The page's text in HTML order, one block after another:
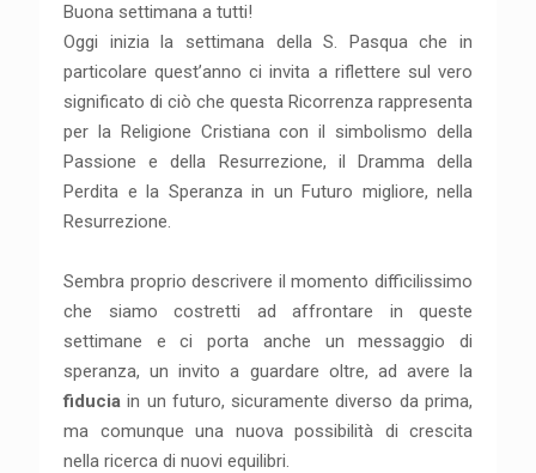
Buona settimana a tutti!
Oggi inizia la settimana della S. Pasqua che in
particolare quest’anno ci invita a riflettere sul vero
significato di ciò che questa Ricorrenza rappresenta
per la Religione Cristiana con il simbolismo della
Passione e della Resurrezione, il Dramma della
Perdita e la Speranza in un Futuro migliore, nella
Resurrezione.
Sembra proprio descrivere il momento difficilissimo
che siamo costretti ad affrontare in queste
settimane e ci porta anche un messaggio di
speranza, un invito a guardare oltre, ad avere la
fiducia in un futuro, sicuramente diverso da prima,
ma comunque una nuova possibilità di crescita
nella ricerca di nuovi equilibri.